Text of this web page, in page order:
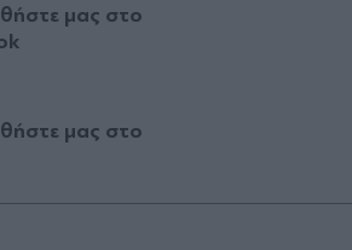
μας στο
μας στο